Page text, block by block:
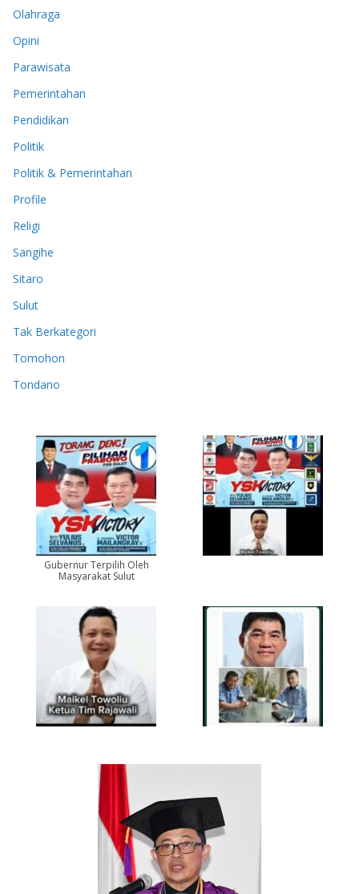
Olahraga
Opini
Parawisata
Pemerintahan
Pendidikan
Politik
Politik & Pemerintahan
Profile
Religi
Sangihe
Sitaro
Sulut
Tak Berkategori
Tomohon
Tondano
Gubernur Terpilih Oleh
Masyarakat Sulut